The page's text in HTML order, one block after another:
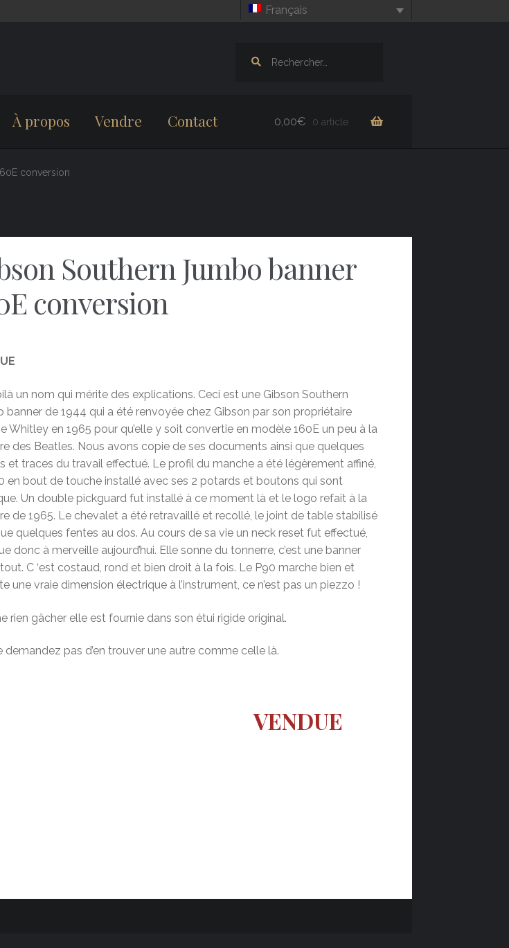
Français
À propos Vendre Contact 0,00€ 0 article
conversion
Southern Jumbo banner
conversion
un nom qui mérite des explications. Ceci est une Gibson Southern
banner de 1944 qui a été renvoyée chez Gibson par son propriétaire
Whitley en 1965 pour qu’elle y soit convertie en modèle 160E un peu à la
des Beatles. Nous avons copie de ses documents ainsi que quelques
et traces du travail effectué. Le profil du manche a été légèrement affiné,
en bout de touche installé avec ses 2 potards et boutons qui sont
Un double pickguard fut installé à ce moment là et le logo refait à la
de 1965. Le chevalet a été retravaillé et recollé, le joint de table stabilisé
quelques fentes au dos. Au cours de sa vie un neck reset fut effectué,
donc à merveille aujourd’hui. Elle sonne du tonnerre, c’est une banner
C ‘est costaud, rond et bien droit à la fois. Le P90 marche bien et
une vraie dimension électrique à l’instrument, ce n’est pas un piezzo !
rien gâcher elle est fournie dans son étui rigide original.
demandez pas d’en trouver une autre comme celle là.
VENDUE